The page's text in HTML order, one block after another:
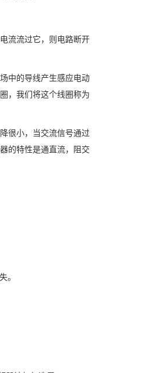
流流过它，则电路断开
中的导线产生感应电动
，我们将这个线圈称为
很小，当交流信号通过
的特性是通直流，阻交
。